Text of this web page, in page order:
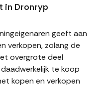
in Dronryp
geeft aan
verkopen, zolang de
overgrote deel
te koop
kopen en verkopen